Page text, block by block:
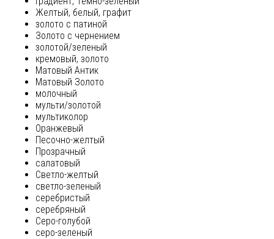
Желтый, белый, графит
золото с патиной
Золото с чернением
золотой/зеленый
кремовый, золото
Матовый Антик
Матовый Золото
молочный
мульти/золотой
мультиколор
Оранжевый
Песочно-желтый
Прозрачный
салатовый
Светло-желтый
светло-зеленый
серебристый
серебряный
Серо-голубой
серо-зеленый